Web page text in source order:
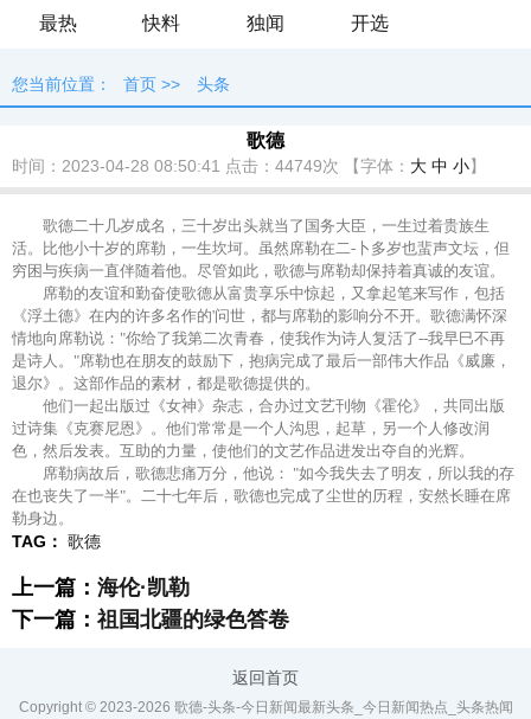
最热
快料 独闻 开选
您当前位置： 首页 >> 头条
歌德
时间：2023-04-28 08:50:41 点击： 44749次 【字体： 大 中 小】
歌德二十几岁成名，三十岁出头就当了国务大臣，一生过着贵族生
活。比他小十岁的席勒，一生坎坷。虽然席勒在二-卜多岁也蜚声文坛，但
穷困与疾病一直伴随着他。尽管如此，歌德与席勒却保持着真诚的友谊。
席勒的友谊和勤奋使歌德从富贵享乐中惊起，又拿起笔来写作，包括
《浮土德》在内的许多名作的'问世，都与席勒的影响分不开。歌德满怀深
情地向席勒说："你给了我第二次青春，使我作为诗人复活了--我早巳不再
是诗人。"席勒也在朋友的鼓励下，抱病完成了最后一部伟大作品《威廉，
退尔》。这部作品的素材，都是歌德提供的。
他们一起出版过《女神》杂志，合办过文艺刊物《霍伦》，共同出版
过诗集《克赛尼恩》。他们常常是一个人沟思，起草，另一个人修改润
色，然后发表。互助的力量，使他们的文艺作品进发出夺自的光辉。
席勒病故后，歌德悲痛万分，他说： "如今我失去了明友，所以我的存
在也丧失了一半"。二十七年后，歌德也完成了尘世的历程，安然长睡在席
勒身边。
TAG： 歌德
上一篇： 海伦·凯勒
下一篇： 祖国北疆的绿色答卷
返回首页
Copyright © 2023-2026 歌德-头条-今日新闻最新头条_今日新闻热点_头条热闻